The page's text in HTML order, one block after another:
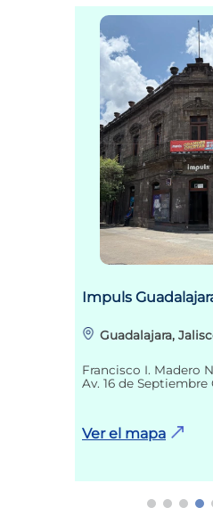
Impuls
Guadalajara,
Francisco I. Madero
Av. 16 de
Ver el mapa